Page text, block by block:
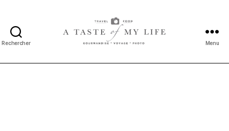
Rechercher
taste
Menu